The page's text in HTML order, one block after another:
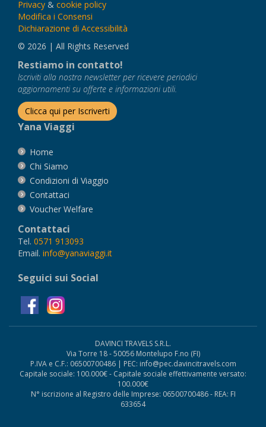
Privacy & cookie policy
Modifica i Consensi
Dichiarazione di Accessibilità
© 2026 | All Rights Reserved
Restiamo in contatto!
Iscriviti alla nostra newsletter per ricevere periodici
aggiornamenti su offerte e informazioni utili.
Clicca qui per Iscriverti
Yana Viaggi
Home
Chi Siamo
Condizioni di Viaggio
Contattaci
Voucher Welfare
Contattaci
Tel. 0571 913093
Email. info@yanaviaggi.it
Seguici sui Social
DAVINCI TRAVELS S.R.L.
Via Torre 18 - 50056 Montelupo F.no (FI)
P.IVA e C.F.: 06500700486 | PEC: info@pec.davincitravels.com
Capitale sociale: 100.000€ - Capitale sociale effettivamente versato:
100.000€
N° iscrizione al Registro delle Imprese: 06500700486 - REA: FI
633654